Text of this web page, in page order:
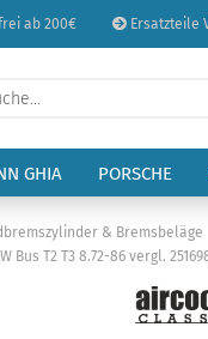
ab 200€ Ersatzteile
GHIA PORSCHE
& Bremsbeläge
T2 T3 8.72-86 vergl.